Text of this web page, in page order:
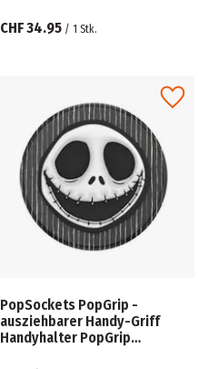
CHF 34.95 / 1 Stk.
PopSockets PopGrip -
ausziehbarer Handy-Griff
Handyhalter PopGrip